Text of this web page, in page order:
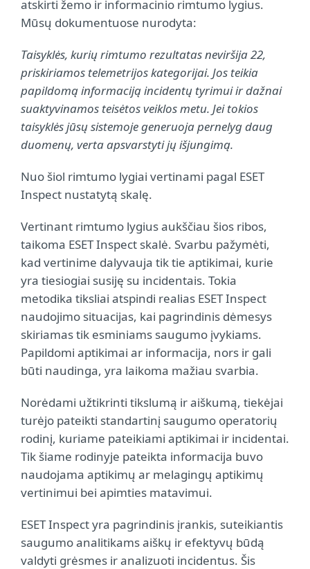
atskirti žemo ir informacinio rimtumo lygius.
Mūsų dokumentuose nurodyta:
Taisyklės, kurių rimtumo rezultatas neviršija 22,
priskiriamos telemetrijos kategorijai. Jos teikia
papildomą informaciją incidentų tyrimui ir dažnai
suaktyvinamos teisėtos veiklos metu. Jei tokios
taisyklės jūsų sistemoje generuoja pernelyg daug
duomenų, verta apsvarstyti jų išjungimą.
Nuo šiol rimtumo lygiai vertinami pagal ESET
Inspect nustatytą skalę.
Vertinant rimtumo lygius aukščiau šios ribos,
taikoma ESET Inspect skalė. Svarbu pažymėti,
kad vertinime dalyvauja tik tie aptikimai, kurie
yra tiesiogiai susiję su incidentais. Tokia
metodika tiksliai atspindi realias ESET Inspect
naudojimo situacijas, kai pagrindinis dėmesys
skiriamas tik esminiams saugumo įvykiams.
Papildomi aptikimai ar informacija, nors ir gali
būti naudinga, yra laikoma mažiau svarbia.
Norėdami užtikrinti tikslumą ir aiškumą, tiekėjai
turėjo pateikti standartinį saugumo operatorių
rodinį, kuriame pateikiami aptikimai ir incidentai.
Tik šiame rodinyje pateikta informacija buvo
naudojama aptikimų ar melagingų aptikimų
vertinimui bei apimties matavimui.
ESET Inspect yra pagrindinis įrankis, suteikiantis
saugumo analitikams aiškų ir efektyvų būdą
valdyti grėsmes ir analizuoti incidentus. Šis